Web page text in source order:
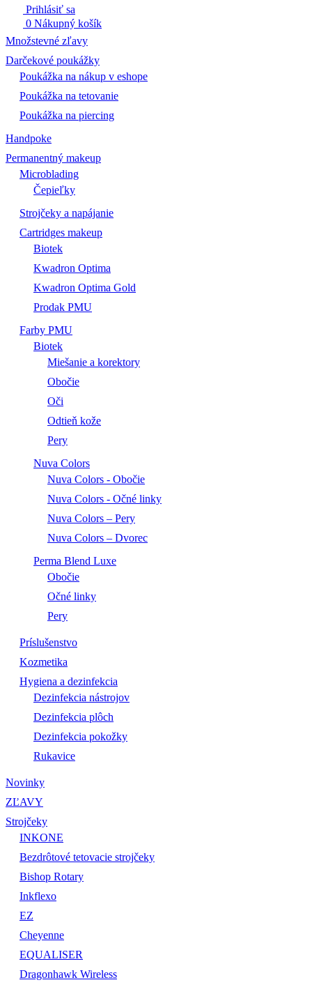
Prihlásiť sa
0 Nákupný košík
Množstevné zľavy
Darčekové poukážky
Poukážka na nákup v eshope
Poukážka na tetovanie
Poukážka na piercing
Handpoke
Permanentný makeup
Microblading
Čepieľky
Strojčeky a napájanie
Cartridges makeup
Biotek
Kwadron Optima
Kwadron Optima Gold
Prodak PMU
Farby PMU
Biotek
Miešanie a korektory
Obočie
Oči
Odtieň kože
Pery
Nuva Colors
Nuva Colors - Obočie
Nuva Colors - Očné linky
Nuva Colors – Pery
Nuva Colors – Dvorec
Perma Blend Luxe
Obočie
Očné linky
Pery
Príslušenstvo
Kozmetika
Hygiena a dezinfekcia
Dezinfekcia nástrojov
Dezinfekcia plôch
Dezinfekcia pokožky
Rukavice
Novinky
ZĽAVY
Strojčeky
INKONE
Bezdrôtové tetovacie strojčeky
Bishop Rotary
Inkflexo
EZ
Cheyenne
EQUALISER
Dragonhawk Wireless